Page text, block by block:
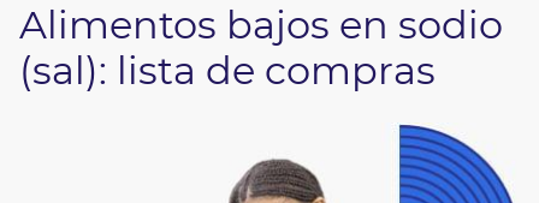
Alimentos bajos en sodio
(sal): lista de compras